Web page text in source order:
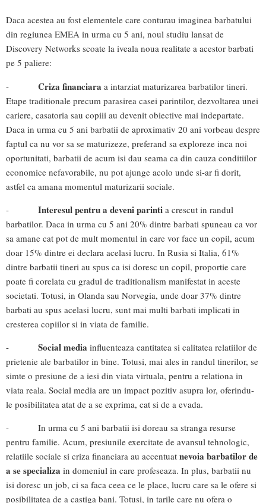
Daca acestea au fost elementele care conturau imaginea barbatului
din regiunea EMEA in urma cu 5 ani, noul studiu lansat de
Discovery Networks scoate la iveala noua realitate a acestor barbati
pe 5 paliere:
- Criza financiara a intarziat maturizarea barbatilor tineri.
Etape traditionale precum parasirea casei parintilor, dezvoltarea unei
cariere, casatoria sau copiii au devenit obiective mai indepartate.
Daca in urma cu 5 ani barbatii de aproximativ 20 ani vorbeau despre
faptul ca nu vor sa se maturizeze, preferand sa exploreze inca noi
oportunitati, barbatii de acum isi dau seama ca din cauza conditiilor
economice nefavorabile, nu pot ajunge acolo unde si-ar fi dorit,
astfel ca amana momentul maturizarii sociale.
- Interesul pentru a deveni parinti a crescut in randul
barbatilor. Daca in urma cu 5 ani 20% dintre barbati spuneau ca vor
sa amane cat pot de mult momentul in care vor face un copil, acum
doar 15% dintre ei declara acelasi lucru. In Rusia si Italia, 61%
dintre barbatii tineri au spus ca isi doresc un copil, proportie care
poate fi corelata cu gradul de traditionalism manifestat in aceste
societati. Totusi, in Olanda sau Norvegia, unde doar 37% dintre
barbati au spus acelasi lucru, sunt mai multi barbati implicati in
cresterea copiilor si in viata de familie.
- Social media influenteaza cantitatea si calitatea relatiilor de
prietenie ale barbatilor in bine. Totusi, mai ales in randul tinerilor, se
simte o presiune de a iesi din viata virtuala, pentru a relationa in
viata reala. Social media are un impact pozitiv asupra lor, oferindu-
le posibilitatea atat de a se exprima, cat si de a evada.
- In urma cu 5 ani barbatii isi doreau sa stranga resurse
pentru familie. Acum, presiunile exercitate de avansul tehnologic,
relatiile sociale si criza financiara au accentuat nevoia barbatilor de
a se specializa in domeniul in care profeseaza. In plus, barbatii nu
isi doresc un job, ci sa faca ceea ce le place, lucru care sa le ofere si
posibilitatea de a castiga bani. Totusi, in tarile care nu ofera o